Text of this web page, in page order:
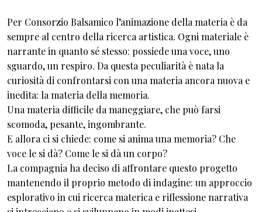
Per Consorzio Balsamico l’animazione della materia è da
sempre al centro della ricerca artistica. Ogni materiale è
narrante in quanto sé stesso: possiede una voce, uno
sguardo, un respiro. Da questa peculiarità è nata la
curiosità di confrontarsi con una materia ancora nuova e
inedita: la materia della memoria.
Una materia difficile da maneggiare, che può farsi
scomoda, pesante, ingombrante.
E allora ci si chiede: come si anima una memoria? Che
voce le si dà? Come le si dà un corpo?
La compagnia ha deciso di affrontare questo progetto
mantenendo il proprio metodo di indagine: un approccio
esplorativo in cui ricerca materica e riflessione narrativa